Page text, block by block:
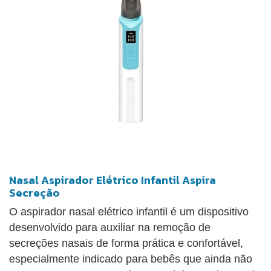
Nasal Aspirador Elétrico Infantil Aspira
Secreção
O aspirador nasal elétrico infantil é um dispositivo
desenvolvido para auxiliar na remoção de
secreções nasais de forma prática e confortável,
especialmente indicado para bebês que ainda não